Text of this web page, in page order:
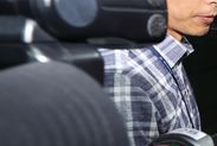
"부동산 공급 기존 사고방식
'중앙 단일 루트' 합의…북쪽 인
락"…수도권 폭염중대경보,
, '호우피해' 안동·의성 관할 4